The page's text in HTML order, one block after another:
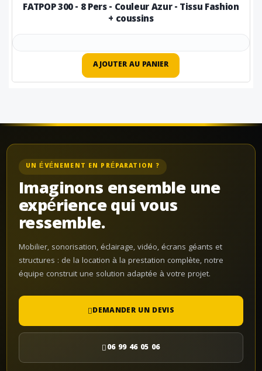
FATPOP 300 - 8 Pers - Couleur Azur - Tissu Fashion
+ coussins
AJOUTER AU PANIER
UN ÉVÉNEMENT EN PRÉPARATION ?
Imaginons ensemble une
expérience qui vous
ressemble.
Mobilier, sonorisation, éclairage, vidéo, écrans géants et
structures : de la location à la prestation complète, notre
équipe construit une solution adaptée à votre projet.
DEMANDER UN DEVIS
06 99 46 05 06